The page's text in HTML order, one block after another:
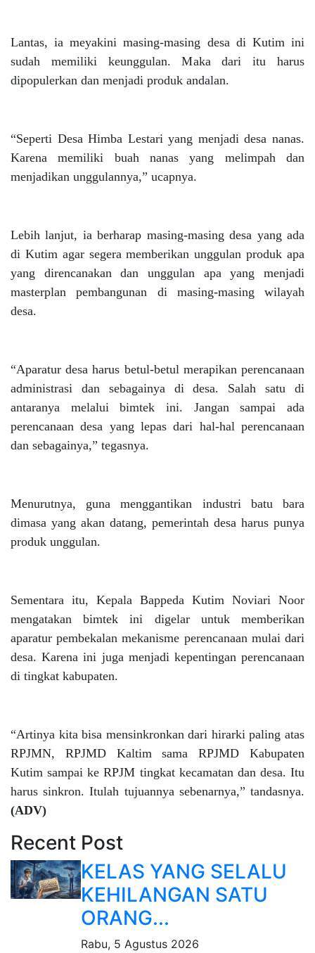
Lantas, ia meyakini masing-masing desa di Kutim ini
sudah memiliki keunggulan. Maka dari itu harus
dipopulerkan dan menjadi produk andalan.
“Seperti Desa Himba Lestari yang menjadi desa nanas.
Karena memiliki buah nanas yang melimpah dan
menjadikan unggulannya,” ucapnya.
Lebih lanjut, ia berharap masing-masing desa yang ada
di Kutim agar segera memberikan unggulan produk apa
yang direncanakan dan unggulan apa yang menjadi
masterplan pembangunan di masing-masing wilayah
desa.
“Aparatur desa harus betul-betul merapikan perencanaan
administrasi dan sebagainya di desa. Salah satu di
antaranya melalui bimtek ini. Jangan sampai ada
perencanaan desa yang lepas dari hal-hal perencanaan
dan sebagainya,” tegasnya.
Menurutnya, guna menggantikan industri batu bara
dimasa yang akan datang, pemerintah desa harus punya
produk unggulan.
Sementara itu, Kepala Bappeda Kutim Noviari Noor
mengatakan bimtek ini digelar untuk memberikan
aparatur pembekalan mekanisme perencanaan mulai dari
desa. Karena ini juga menjadi kepentingan perencanaan
di tingkat kabupaten.
“Artinya kita bisa mensinkronkan dari hirarki paling atas
RPJMN, RPJMD Kaltim sama RPJMD Kabupaten
Kutim sampai ke RPJM tingkat kecamatan dan desa. Itu
harus sinkron. Itulah tujuannya sebenarnya,” tandasnya.
(ADV)
Recent Post
KELAS YANG SELALU
KEHILANGAN SATU
ORANG...
Rabu, 5 Agustus 2026